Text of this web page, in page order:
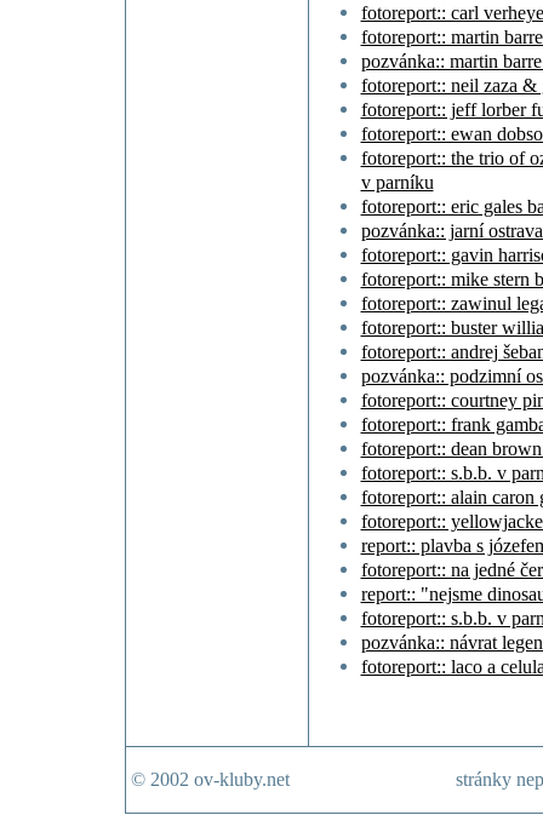
fotoreport:: carl
fotoreport:: martin
pozvánka:: martin
fotoreport:: neil zaza &
fotoreport:: jeff lorber
fotoreport:: ewan
fotoreport:: the trio of
v parníku
fotoreport:: eric gales
pozvánka:: jarní
fotoreport:: gavin
fotoreport:: mike stern
fotoreport:: zawinul
fotoreport:: buster
fotoreport:: andrej
pozvánka:: podzimní
fotoreport:: courtney
fotoreport:: frank
fotoreport:: dean
fotoreport:: s.b.b. v
fotoreport:: alain caron
fotoreport::
report:: plavba s
fotoreport:: na jedné
report:: "nejsme
fotoreport:: s.b.b. v
pozvánka:: návrat
fotoreport:: laco a
© 2002 ov-kluby.net stránky